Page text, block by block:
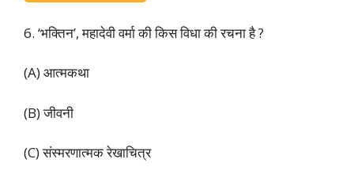
6. ‘भक्तिन’, महादेवी वर्मा की किस विधा की रचना है ?
(A) आत्मकथा
(B) जीवनी
(C) संस्मरणात्मक रेखाचित्र